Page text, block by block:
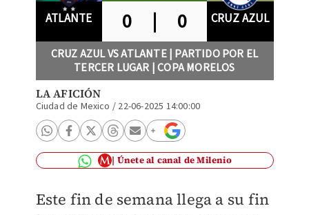
ATLANTE 0 | 0 CRUZ AZUL
CRUZ AZUL VS ATLANTE | PARTIDO POR EL
TERCER LUGAR | COPA MORELOS
LA AFICIÓN
Ciudad de Mexico / 22-06-2025 14:00:00
Únete al canal de Milenio
Este fin de semana llega a su fin